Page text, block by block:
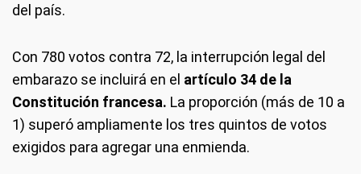
del país.
Con 780 votos contra 72, la interrupción legal del
embarazo se incluirá en el artículo 34 de la
Constitución francesa. La proporción (más de 10 a
1) superó ampliamente los tres quintos de votos
exigidos para agregar una enmienda.